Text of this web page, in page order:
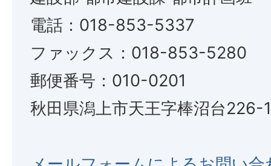
電話：018-853-5337
ファックス：018-853-5280
郵便番号：010-0201
秋田県潟上市天王字棒沼台226-1